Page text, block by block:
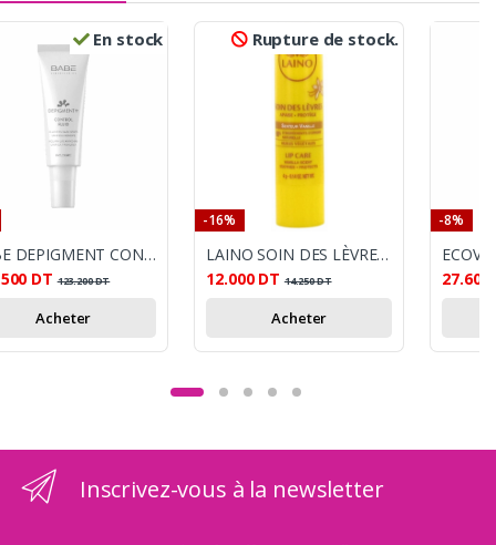
En stock
BABE DEPIGMENT CONTROL FLUID
DT 123.200DT
Acheter
Rupture de stock.
-16%
LAINO SOIN DES LÈVRES STICK VANILLE 4G
12.000 DT 14.250DT
Acheter
-8%
27.600
Inscrivez-vous à la newsletter